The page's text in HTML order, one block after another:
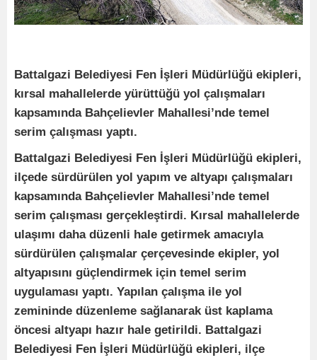
Battalgazi Belediyesi Fen İşleri Müdürlüğü ekipleri,
kırsal mahallelerde yürüttüğü yol çalışmaları
kapsamında Bahçelievler Mahallesi’nde temel
serim çalışması yaptı.
Battalgazi Belediyesi Fen İşleri Müdürlüğü ekipleri,
ilçede sürdürülen yol yapım ve altyapı çalışmaları
kapsamında Bahçelievler Mahallesi’nde temel
serim çalışması gerçekleştirdi. Kırsal mahallelerde
ulaşımı daha düzenli hale getirmek amacıyla
sürdürülen çalışmalar çerçevesinde ekipler, yol
altyapısını güçlendirmek için temel serim
uygulaması yaptı. Yapılan çalışma ile yol
zemininde düzenleme sağlanarak üst kaplama
öncesi altyapı hazır hale getirildi. Battalgazi
Belediyesi Fen İşleri Müdürlüğü ekipleri, ilçe